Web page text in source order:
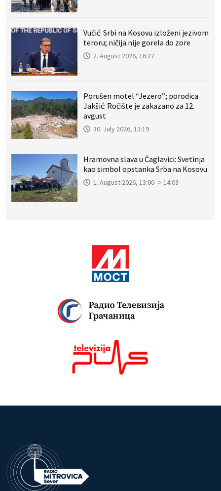
Vučić: Srbi na Kosovu izloženi jezivom
teroru; ničija nije gorela do zore
2. August 2026, 16:27
Porušen motel “Jezero”; porodica
Jakšić: Ročište je zakazano za 12.
avgust
30. July 2026, 13:19
Hramovna slava u Čaglavici: Svetinja
kao simbol opstanka Srba na Kosovu
1. August 2026, 13:00 -> 14:03